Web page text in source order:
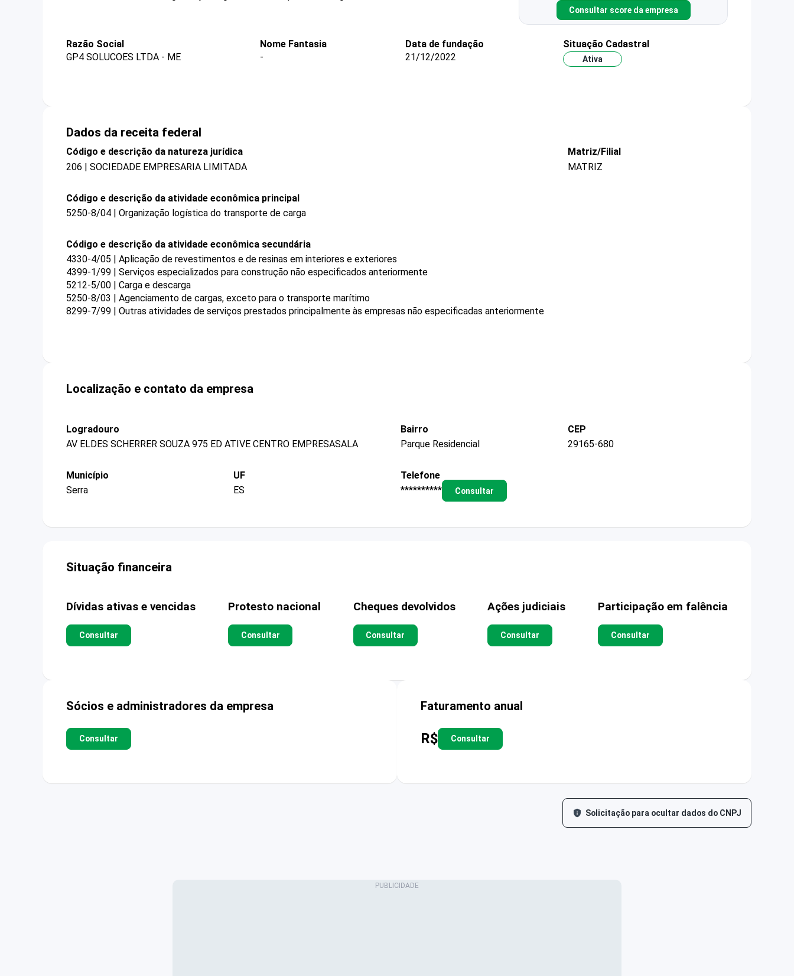
Consultar score da empresa
Razão Social
GP4 SOLUCOES LTDA - ME
Nome Fantasia
-
Data de fundação
21/12/2022
Situação Cadastral
Ativa
Dados da receita federal
Código e descrição da natureza jurídica
206 | SOCIEDADE EMPRESARIA LIMITADA
Matriz/Filial
MATRIZ
Código e descrição da atividade econômica principal
5250-8/04 | Organização logística do transporte de carga
Código e descrição da atividade econômica secundária
4330-4/05 | Aplicação de revestimentos e de resinas em interiores e exteriores
4399-1/99 | Serviços especializados para construção não especificados anteriormente
5212-5/00 | Carga e descarga
5250-8/03 | Agenciamento de cargas, exceto para o transporte marítimo
8299-7/99 | Outras atividades de serviços prestados principalmente às empresas não especificadas anteriormente
Localização e contato da empresa
Logradouro
AV ELDES SCHERRER SOUZA 975 ED ATIVE CENTRO EMPRESASALA
Bairro
Parque Residencial
CEP
29165-680
Município
Serra
UF
ES
Telefone
**********
Consultar
Situação financeira
Dívidas ativas e vencidas
Consultar
Protesto nacional
Consultar
Cheques devolvidos
Consultar
Ações judiciais
Consultar
Participação em falência
Consultar
Sócios e administradores da empresa
Consultar
Faturamento anual
R$ Consultar
Solicitação para ocultar dados do CNPJ